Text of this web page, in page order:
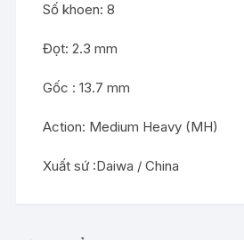
Số khoen: 8
Đọt: 2.3 mm
Gốc : 13.7 mm
Action: Medium Heavy (MH)
Xuất sứ :Daiwa / China